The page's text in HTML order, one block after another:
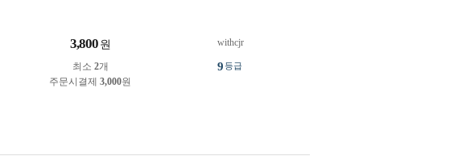
3,800 원
최소 2개
주문시결제 3,000원
withcjr
9등급